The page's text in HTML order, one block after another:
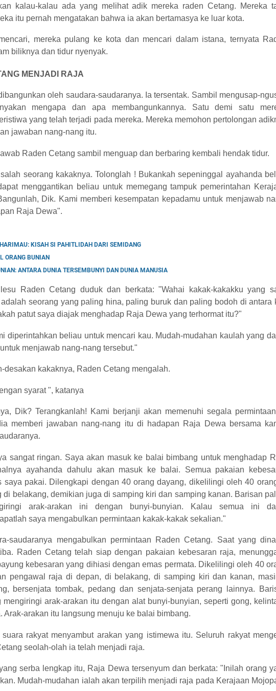
kalau-kalau ada yang melihat adik mereka raden Cetang. Mereka
itu pernah mengatakan bahwa ia akan bertamasya ke luar kota.
mereka pulang ke kota dan mencari dalam istana, ternyata
biliknya dan tidur nyenyak.
MENJADI RAJA
oleh saudara-saudaranya. Ia tersentak. Sambil mengusap-
mengapa dan apa membangunkannya. Satu demi satu
yang telah terjadi pada mereka. Mereka memohon pertolongan
jawaban nang-nang itu.
Raden Cetang sambil menguap dan berbaring kembali hendak tidur.
seorang kakaknya. Tolonglah ! Bukankah sepeninggal ayahanda
menggantikan beliau untuk memegang tampuk pemerintahan
Dik. Kami memberi kesempatan kepadamu untuk menjawab
Raja Dewa".
KISAH SI PAHITLIDAH DARI SEMIDANG
ORANG BUNIAN
ANTARA DUNIA TERSEMBUNYI DAN DUNIA MANUSIA
Raden Cetang duduk dan berkata: "Wahai kakak-kakakku yang
seorang yang paling hina, paling buruk dan paling bodoh di antara
patut saya diajak menghadap Raja Dewa yang terhormat itu?"
diperintahkan beliau untuk mencari kau. Mudah-mudahan kaulah yang
menjawab nang-nang tersebut."
desakan kakaknya, Raden Cetang mengalah.
syarat ", katanya
Dik? Terangkanlah! Kami berjanji akan memenuhi segala
memberi jawaban nang-nang itu di hadapan Raja Dewa bersama
sangat ringan. Saya akan masuk ke balai bimbang untuk menghadap
ayahanda dahulu akan masuk ke balai. Semua pakaian
saya pakai. Dilengkapi dengan 40 orang dayang, dikelilingi oleh 40
di belakang, demikian juga di samping kiri dan samping kanan. Barisan
arak-arakan ini dengan bunyi-bunyian. Kalau semua ini
saya mengabulkan permintaan kakak-kakak sekalian."
saudaranya mengabulkan permintaan Raden Cetang. Saat yang
Raden Cetang telah siap dengan pakaian kebesaran raja,
kebesaran yang dihiasi dengan emas permata. Dikelilingi oleh 40
pengawal raja di depan, di belakang, di samping kiri dan kanan,
bersenjata tombak, pedang dan senjata-senjata perang lainnya.
mengiringi arak-arakan itu dengan alat bunyi-bunyian, seperti gong,
Arak-arakan itu langsung menuju ke balai bimbang.
rakyat menyambut arakan yang istimewa itu. Seluruh rakyat
seolah-olah ia telah menjadi raja.
serba lengkap itu, Raja Dewa tersenyum dan berkata: "Inilah orang
Mudah-mudahan ialah akan terpilih menjadi raja pada Kerajaan